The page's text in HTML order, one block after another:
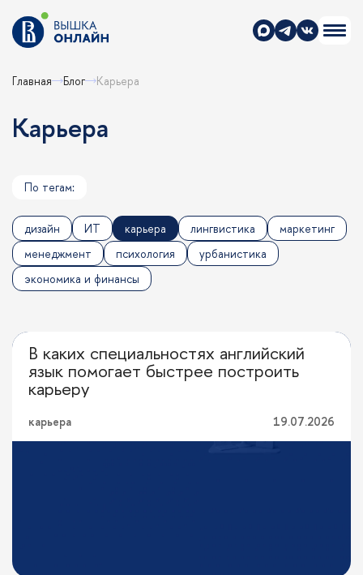
Главная Блог карьера
карьера
По тегам:
дизайн ИТ карьера лингвистика
маркетинг
менеджмент
психология
урбанистика
экономика и финансы
Кем стать
В каких специальностях английский
язык помогает быстрее построить
карьеру
карьера 19.07.2026